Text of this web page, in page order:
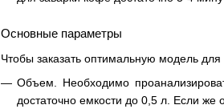
Основные параметры
Чтобы заказать оптимальную модель
Объем. Необходимо
достаточно емкости до 0,5 л. Если же